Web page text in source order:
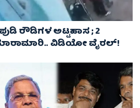
ರೌಡಿಗಳ ಅಟ್ಟಹಾಸ ; 2
ವಿಡಿಯೋ ವೈರಲ್‌!